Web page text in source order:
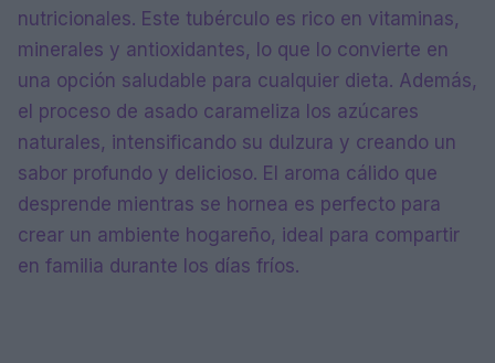
nutricionales. Este tubérculo es rico en vitaminas,
minerales y antioxidantes, lo que lo convierte en
una opción saludable para cualquier dieta. Además,
el proceso de asado carameliza los azúcares
naturales, intensificando su dulzura y creando un
sabor profundo y delicioso. El aroma cálido que
desprende mientras se hornea es perfecto para
crear un ambiente hogareño, ideal para compartir
en familia durante los días fríos.